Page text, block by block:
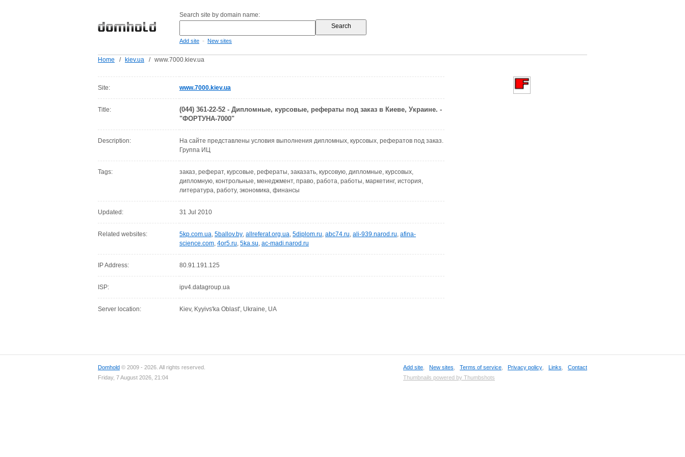
Search site by domain name:
Add site - New sites
Home / kiev.ua / www.7000.kiev.ua
Site: www.7000.kiev.ua
Title:
(044) 361-22-52 - Дипломные, курсовые, рефераты под заказ в Киеве, Украине. -
"ФОРТУНА-7000"
Description:
На сайте представлены условия выполнения дипломных, курсовых, рефератов под заказ.
Группа ИЦ
Tags:
заказ, реферат, курсовые, рефераты, заказать, курсовую, дипломные, курсовых,
дипломную, контрольные, менеджмент, право, работа, работы, маркетинг, история,
литература, работу, экономика, финансы
Updated: 31 Jul 2010
Related websites: 5kp.com.ua, 5ballov.by, allreferat.org.ua, 5diplom.ru, abc74.ru, ali-939.narod.ru, afina-
science.com, 4or5.ru, 5ka.su, ac-madi.narod.ru
IP Address: 80.91.191.125
ISP: ipv4.datagroup.ua
Server location: Kiev, Kyyivs'ka Oblast', Ukraine, UA
Domhold © 2009 - 2026. All rights reserved.
Friday, 7 August 2026, 21:04
Add site New sites Terms of service Privacy policy Links
Contact
Thumbnails powered by Thumbshots